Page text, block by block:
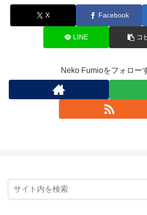
X Facebook
LINE コ
Neko Fumioをフォロー